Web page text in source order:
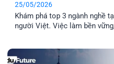
25/05/2026
Khám phá top 3 ngành nghề
người Việt. Việc làm bền